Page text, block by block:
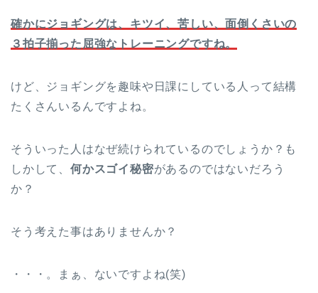
確かにジョギングは、キツイ、苦しい、面倒くさいの
３拍子揃った屈強なトレーニングですね。
けど、ジョギングを趣味や日課にしている人って結構
たくさんいるんですよね。
そういった人はなぜ続けられているのでしょうか？も
しかして、 何かスゴイ秘密があるのではないだろう
か？
そう考えた事はありませんか？
・・・。まぁ、ないですよね(笑)